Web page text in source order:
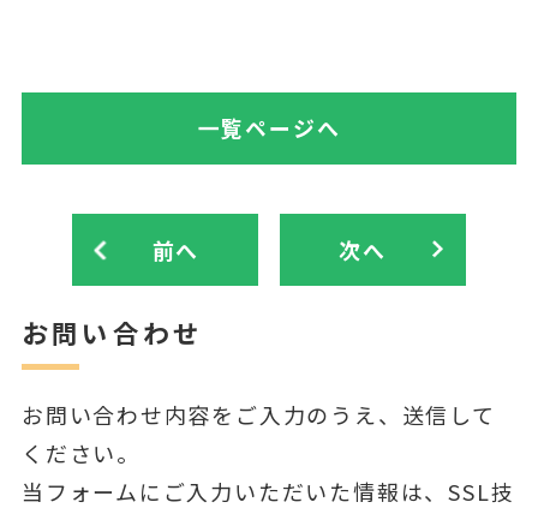
前へ
一覧ページへ
次へ
お問い合わせ
お問い合わせ内容をご入力のうえ、送信して
ください。
当フォームにご入力いただいた情報は、SSL技